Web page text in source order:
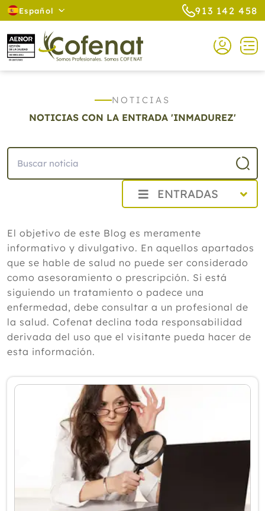
Español 913 142 458
NOTICIAS
NOTICIAS CON LA ENTRADA 'INMADUREZ'
ENTRADAS
Agosto
Cistitis en verano: cinco remedios
naturales para aliviar los síntomas,
según un experto
Julio
Junio
Mayo
Marzo
Enero
2025
2024
2023
2022
2021
2020
El objetivo de este Blog es meramente
informativo y divulgativo. En aquellos apartados
que se hable de salud no puede ser considerado
como asesoramiento o prescripción. Si está
siguiendo un tratamiento o padece una
enfermedad, debe consultar a un profesional de
la salud. Cofenat declina toda responsabilidad
derivada del uso que el visitante pueda hacer de
esta información.